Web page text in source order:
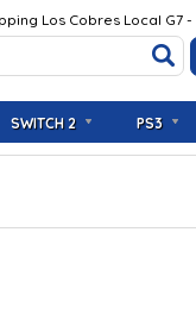
Los Cobres Local G7
SWITCH 2 PS3